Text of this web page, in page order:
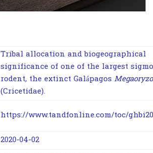
Tribal allocation and biogeographical
significance of one of the largest
rodent, the extinct Galápagos
(Cricetidae).
https://www.tandfonline.com/toc/
2020-04-02